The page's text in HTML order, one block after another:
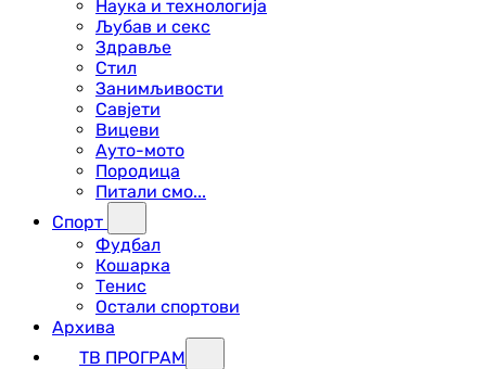
Наука и технологија
Љубав и секс
Здравље
Стил
Занимљивости
Савјети
Вицеви
Ауто-мото
Породица
Питали смо...
Спорт
Фудбал
Кошарка
Тенис
Остали спортови
Архива
ТВ ПРОГРАМ